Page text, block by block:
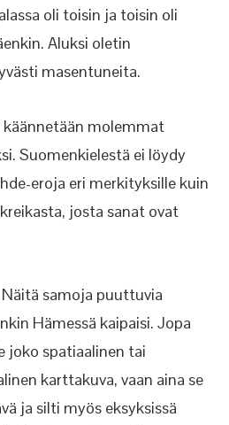
oli toisin ja toisin oli
Aluksi oletin
masentuneita.
molemmat
Suomenkielestä ei löydy
eroja eri merkityksille kuin
josta sanat ovat
samoja puuttuvia
Hämessä kaipaisi. Jopa
joko spatiaalinen tai
karttakuva, vaan aina se
ja silti myös eksyksissä